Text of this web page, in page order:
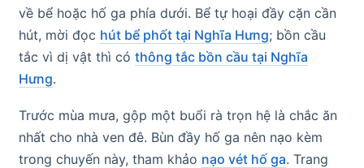
về bể hoặc hố ga phía dưới. Bể tự hoại đầy cặn cần
hút, mời đọc hút bể phốt tại Nghĩa Hưng; bồn cầu
tắc vì dị vật thì có thông tắc bồn cầu tại Nghĩa
Hưng.
Trước mùa mưa, gộp một buổi rà trọn hệ là chắc ăn
nhất cho nhà ven đê. Bùn đầy hố ga nên nạo kèm
trong chuyến này, tham khảo nạo vét hố ga. Trang